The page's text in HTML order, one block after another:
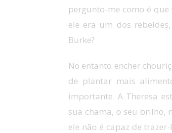
pergunto-me como é
ele era um dos
Burke?
No entanto encher
de plantar mais
importante. A Theresa
sua chama, o seu brilho,
ele não é capaz de